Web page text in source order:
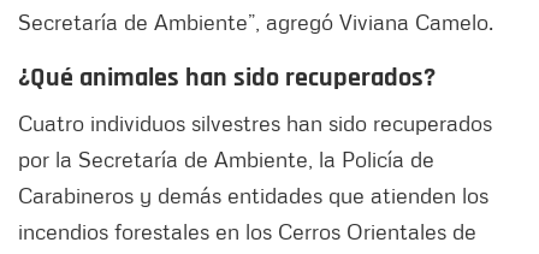
Secretaría de Ambiente”, agregó Viviana Camelo.
¿Qué animales han sido recuperados?
Cuatro individuos silvestres han sido recuperados
por la Secretaría de Ambiente, la Policía de
Carabineros y demás entidades que atienden los
incendios forestales en los Cerros Orientales de